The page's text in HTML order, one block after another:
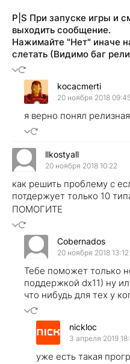
P|S При запуске игры и
выходить сообщение.
Нажимайте "Нет" иначе
слетать (Видимо баг
kocacmerti
20 ноября 2018
я верно понял
llkostyall
20 ноября 2018 10:22
как решить проблему с
потдержует только 10
ПОМОГИТЕ
Cobernados
20 ноября 2018 13:12
Тебе поможет только
поддержкой dx11) ну
что нибудь для тех у
nickloc
3 апреля 2019
уже есть такая